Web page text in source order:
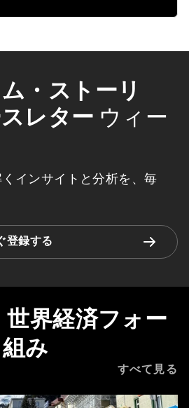
・ストーリ
レター ウィー
インサイトと分析を、毎
登録する
世界経済フォー
み
すべて見る